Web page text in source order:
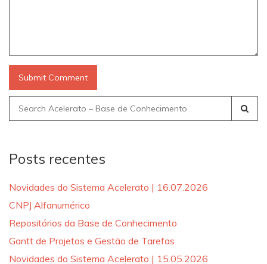
Search
for:
Posts recentes
Novidades do Sistema Acelerato | 16.07.2026
CNPJ Alfanumérico
Repositórios da Base de Conhecimento
Gantt de Projetos e Gestão de Tarefas
Novidades do Sistema Acelerato | 15.05.2026